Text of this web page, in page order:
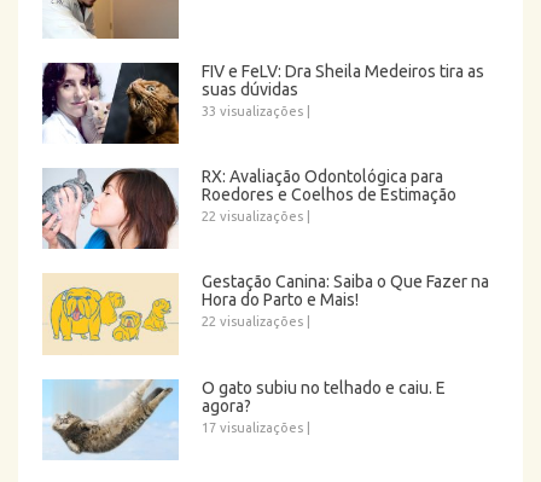
FIV e FeLV: Dra Sheila Medeiros tira as
suas dúvidas
33 visualizações
RX: Avaliação Odontológica para
Roedores e Coelhos de Estimação
22 visualizações
Gestação Canina: Saiba o Que Fazer na
Hora do Parto e Mais!
22 visualizações
O gato subiu no telhado e caiu. E
agora?
17 visualizações